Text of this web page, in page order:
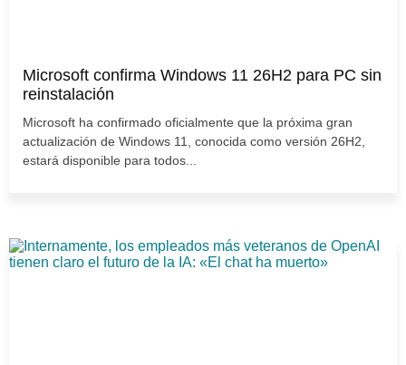
Microsoft confirma Windows 11 26H2 para PC sin
reinstalación
Microsoft ha confirmado oficialmente que la próxima gran
actualización de Windows 11, conocida como versión 26H2,
estará disponible para todos...